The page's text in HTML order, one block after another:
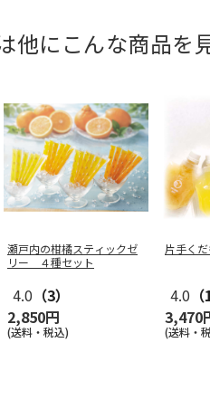
他にこんな商品を
瀬戸内の柑橘スティックゼ
リー ４種セット
4.0 （3）
2,850円
(送料・税込)
片手く
4.0
3,470
(送料・